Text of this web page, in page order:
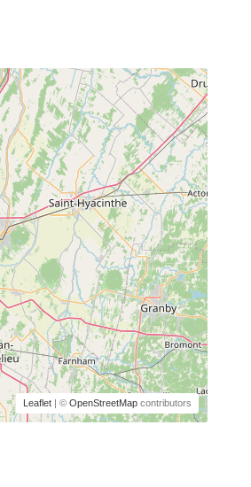
Leaflet| © OpenStreetMapcontributors